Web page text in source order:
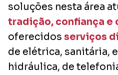
soluções nesta área
tradição, confiança
oferecidos serviços
de elétrica, sanitária,
hidráulica, de